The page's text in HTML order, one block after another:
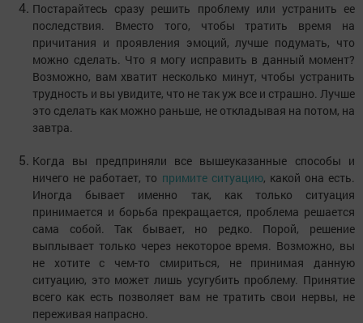
Постарайтесь сразу решить проблему или устранить ее
последствия. Вместо того, чтобы тратить время на
причитания и проявления эмоций, лучше подумать, что
можно сделать. Что я могу исправить в данный момент?
Возможно, вам хватит несколько минут, чтобы устранить
трудность и вы увидите, что не так уж все и страшно. Лучше
это сделать как можно раньше, не откладывая на потом, на
завтра.
Когда вы предприняли все вышеуказанные способы и
ничего не работает, то примите ситуацию, какой она есть.
Иногда бывает именно так, как только ситуация
принимается и борьба прекращается, проблема решается
сама собой. Так бывает, но редко. Порой, решение
выплывает только через некоторое время. Возможно, вы
не хотите с чем-то смириться, не принимая данную
ситуацию, это может лишь усугубить проблему. Принятие
всего как есть позволяет вам не тратить свои нервы, не
переживая напрасно.